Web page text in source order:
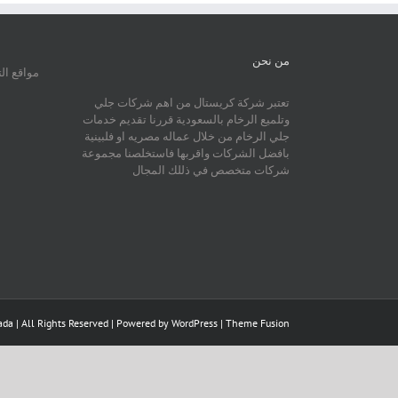
من نحن
تعتبر شركة كريستال من اهم شركات جلي
وتلميع الرخام بالسعودية قررنا تقديم خدمات
جلي الرخام من خلال عماله مصريه او فلبينية
بافضل الشركات واقربها فاستخلصنا مجموعة
شركات متخصص في ذللك المجال
مواقع
| All Rights Reserved | Powered by WordPress | Theme Fusion